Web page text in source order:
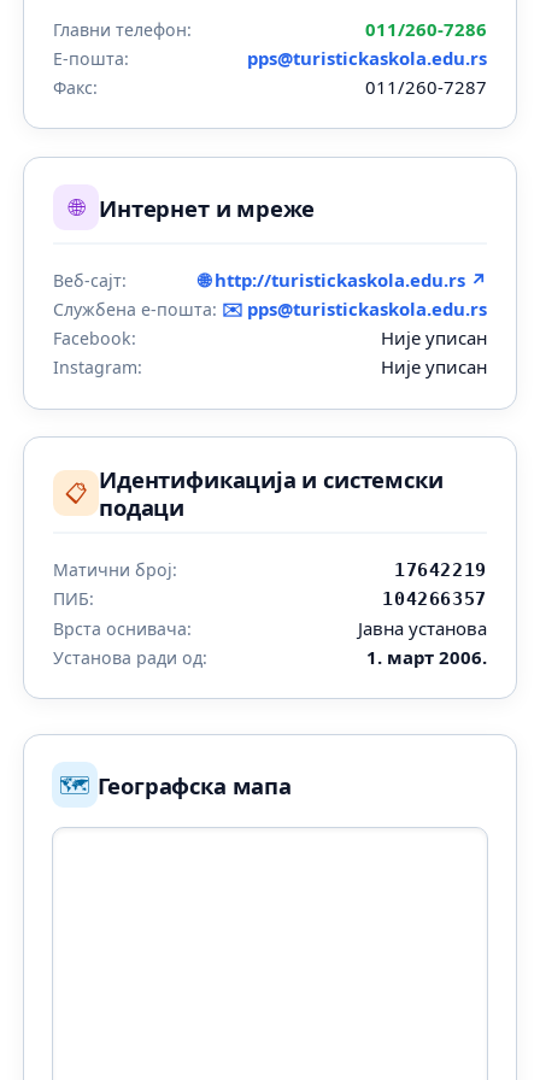
Главни телефон: 011/260-7286
Е-пошта: pps@turistickaskola.edu.rs
Факс: 011/260-7287
🌐 Интернет и мреже
Веб-сајт: 🌐 http://turistickaskola.edu.rs ↗
Службена е-пошта: ✉️ pps@turistickaskola.edu.rs
Facebook: Није уписан
Instagram: Није уписан
📋 Идентификација и системски
подаци
Матични број: 17642219
ПИБ: 104266357
Врста оснивача: Јавна установа
Установа ради од: 1. март 2006.
🗺️ Географска мапа